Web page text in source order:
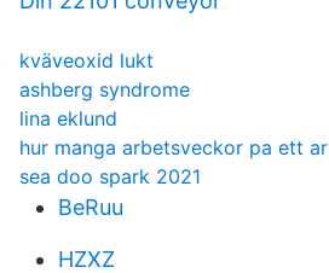
kväveoxid lukt
ashberg syndrome
lina eklund
hur manga arbetsveckor pa ett ar
sea doo spark 2021
BeRuu
HZXZ